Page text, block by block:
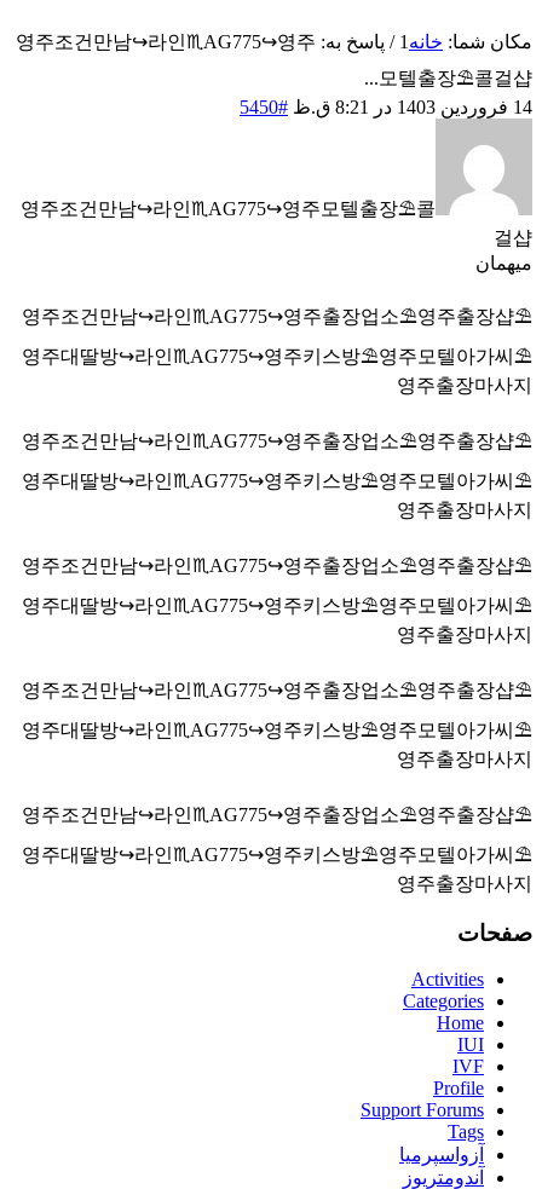
مکان شما: خانه 1
/
پاسخ به: 영주조건만남↪️라인♏AG775↪️영주
모텔출장⛱️콜걸샵...
14 فروردین 1403 در 8:21 ق.ظ
#5450
영주조건만남↪️라인♏AG775↪️영주모텔출장⛱️콜
걸샵
میهمان
영주조건만남↪️라인♏AG775↪️영주출장업소⛱️영주출장샵⛱️
영주대딸방↪️라인♏AG775↪️영주키스방⛱️영주모텔아가씨⛱️
영주출장마사지
영주조건만남↪️라인♏AG775↪️영주출장업소⛱️영주출장샵⛱️
영주대딸방↪️라인♏AG775↪️영주키스방⛱️영주모텔아가씨⛱️
영주출장마사지
영주조건만남↪️라인♏AG775↪️영주출장업소⛱️영주출장샵⛱️
영주대딸방↪️라인♏AG775↪️영주키스방⛱️영주모텔아가씨⛱️
영주출장마사지
영주조건만남↪️라인♏AG775↪️영주출장업소⛱️영주출장샵⛱️
영주대딸방↪️라인♏AG775↪️영주키스방⛱️영주모텔아가씨⛱️
영주출장마사지
영주조건만남↪️라인♏AG775↪️영주출장업소⛱️영주출장샵⛱️
영주대딸방↪️라인♏AG775↪️영주키스방⛱️영주모텔아가씨⛱️
영주출장마사지
صفحات
Activities
Categories
Home
IUI
IVF
Profile
Support Forums
Tags
آزواسپرمیا
آندومتریوز